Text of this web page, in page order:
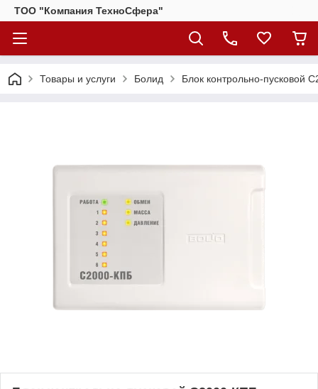
ТОО "Компания ТехноСфера"
Товары и услуги Болид Блок контрольно-пусковой